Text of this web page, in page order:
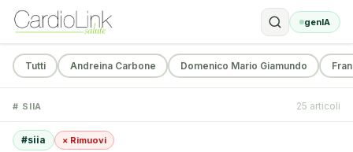
genIA
Tutti Andreina Carbone Domenico Mario Giamundo
# SIIA 25 articoli
#siia × Rimuovi